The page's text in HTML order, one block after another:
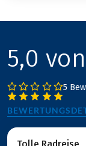
5,0
5